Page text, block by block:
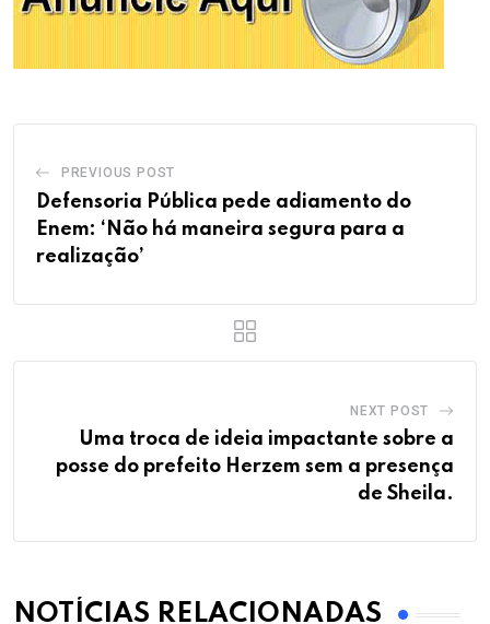
PREVIOUS POST
Defensoria Pública pede adiamento do
Enem: ‘Não há maneira segura para a
realização’
NEXT POST
Uma troca de ideia impactante sobre a
posse do prefeito Herzem sem a presença
de Sheila.
NOTÍCIAS RELACIONADAS